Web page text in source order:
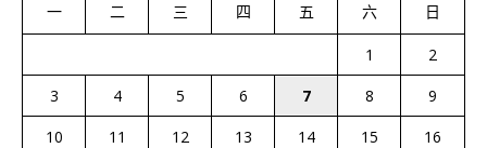
一 二 三 四 五 六 日
1
2
3
4 5 6 7 8
9
10
11 12 13 14 15
16